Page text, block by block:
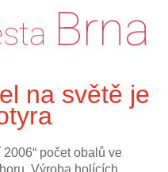
Brna
na světě je
počet obalů ve
Výroba holících